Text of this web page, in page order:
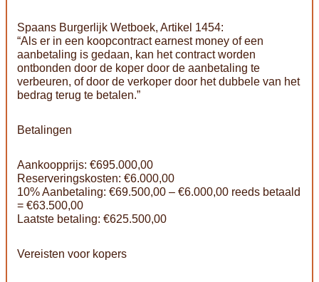
Spaans Burgerlijk Wetboek, Artikel 1454:
“Als er in een koopcontract earnest money of een
aanbetaling is gedaan, kan het contract worden
ontbonden door de koper door de aanbetaling te
verbeuren, of door de verkoper door het dubbele van het
bedrag terug te betalen.”
Betalingen
Aankoopprijs: €695.000,00
Reserveringskosten: €6.000,00
10% Aanbetaling: €69.500,00 – €6.000,00 reeds betaald
= €63.500,00
Laatste betaling: €625.500,00
Vereisten voor kopers